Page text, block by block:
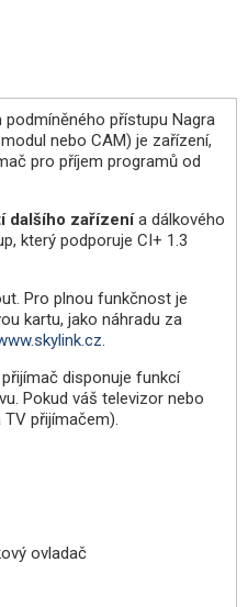
přístupu Nagra
nebo CAM) je zařízení,
pro příjem programů od
dalšího zařízenía dálkového
který podporuje CI+ 1.3
Pro plnou funkčnost je
kartu, jako náhradu za
.
disponuje funkcí
Pokud váš televizor nebo
přijímačem).
ovladač